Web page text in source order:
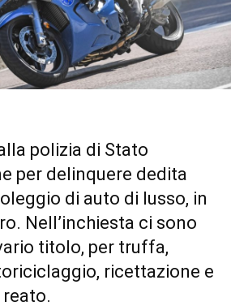
polizia di Stato
per delinquere dedita
di auto di lusso, in
Nell’inchiesta ci sono
titolo, per truffa,
ricettazione e